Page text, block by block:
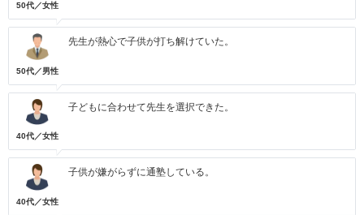
50代／女性
50代／男性
先生が熱心で子供が打ち解けていた。
40代／女性
子どもに合わせて先生を選択できた。
40代／女性
子供が嫌がらずに通塾している。